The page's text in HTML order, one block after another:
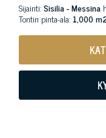
Sijainti:Sisilia - Messina
Tontin pinta-ala: 1,000